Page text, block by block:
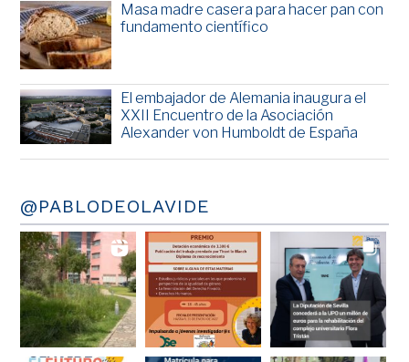
Masa madre casera para hacer pan con
fundamento científico
El embajador de Alemania inaugura el
XXII Encuentro de la Asociación
Alexander von Humboldt de España
@PABLODEOLAVIDE